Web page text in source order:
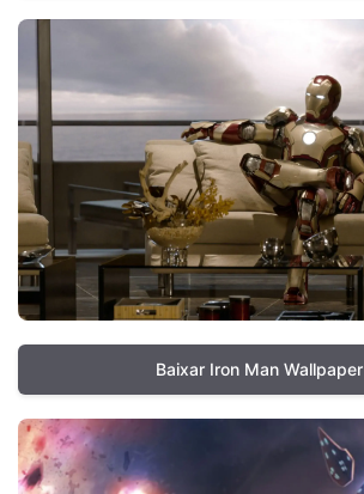
Baixar Iron Man Wallpaper